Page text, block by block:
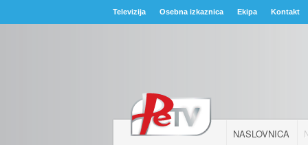
Televizija Osebna izkaznica Ekipa Kontakt
NASLOVNICA